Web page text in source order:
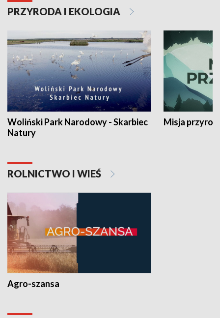
PRZYRODA I EKOLOGIA
Woliński Park Narodowy - Skarbiec
Natury
Misja
ROLNICTWO I WIEŚ
Agro-szansa